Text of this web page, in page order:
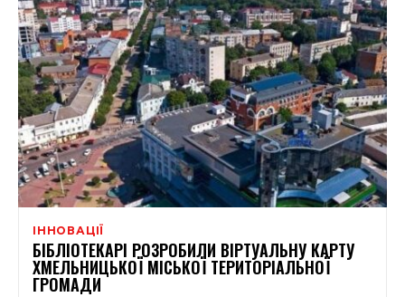
ІННОВАЦІЇ
БІБЛІОТЕКАРІ РОЗРОБИЛИ ВІРТУАЛЬНУ КАРТУ
ХМЕЛЬНИЦЬКОЇ МІСЬКОЇ ТЕРИТОРІАЛЬНОЇ
ГРОМАДИ